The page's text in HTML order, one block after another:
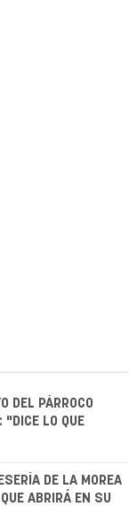
DEL PÁRROCO
"DICE LO QUE
DE LA MOREA
ABRIRÁ EN SU